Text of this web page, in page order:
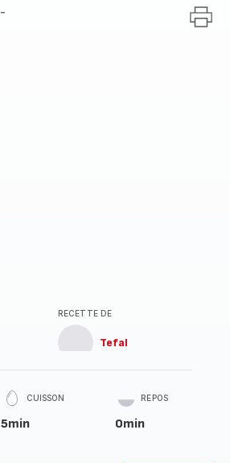
-
RECETTE DE
Tefal
CUISSON
5min
REPOS
0min